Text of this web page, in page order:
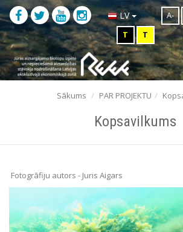
LV A-
T
T
Sākums PAR PROJEKTU
Kopsavilkums
Fotogrāfiju autors - Juris Aigars